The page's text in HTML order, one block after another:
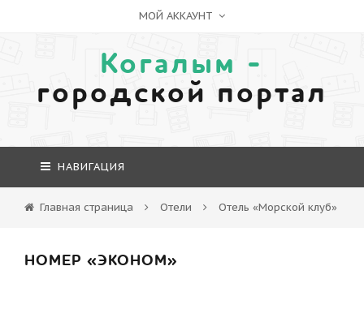
МОЙ АККАУНТ
Когалым -
городской портал
НАВИГАЦИЯ
Главная страница Отели Отель «Морской клуб»
НОМЕР «ЭКОНОМ»